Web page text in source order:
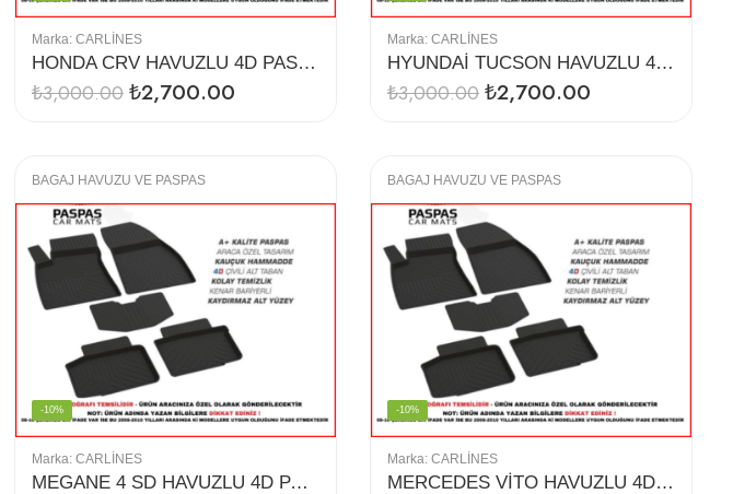
Marka: CARLINES
HONDA CRV HAVUZLU 4D PASPAS (2013-2019)
₺3,000.00₺2,700.00
Marka: CARLINES
HYUNDAİ TUCSON HAVUZLU 4D PASPAS (2019)
₺3,000.00₺2,700.00
BAGAJ HAVUZU VE PASPAS
Marka: CARLINES
MEGANE 4 SD HAVUZLU 4D PASPAS
-10%
BAGAJ HAVUZU VE PASPAS
Marka: CARLINES
MERCEDES VİTO HAVUZLU 4D PASPAS (16-19)
-10%